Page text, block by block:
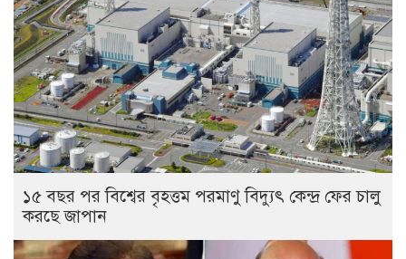
১৫ বছর পর বিশ্বের বৃহত্তম পরমাণু বিদ্যুৎ কেন্দ্র ফের চালু
করছে জাপান